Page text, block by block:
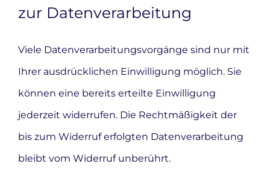
zur Datenverarbeitung
Viele Datenverarbeitungsvorgänge sind nur mit
Ihrer ausdrücklichen Einwilligung möglich. Sie
können eine bereits erteilte Einwilligung
jederzeit widerrufen. Die Rechtmäßigkeit der
bis zum Widerruf erfolgten Datenverarbeitung
bleibt vom Widerruf unberührt.